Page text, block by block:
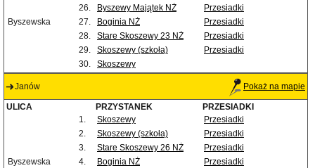
26.
Byszewy Majątek NŻ
Przesiadki
Byszewska
27. Boginia NŻ
Przesiadki
28.
Stare Skoszewy 23 NŻ
Przesiadki
29.
Skoszewy (szkoła)
Przesiadki
30.
Skoszewy
Janów Pokaż na mapie
ULICA PRZYSTANEK
PRZESIADKI
1.
Skoszewy
Przesiadki
2.
Skoszewy (szkoła)
Przesiadki
3.
Stare Skoszewy 26 NŻ
Przesiadki
Byszewska
4. Boginia NŻ
Przesiadki